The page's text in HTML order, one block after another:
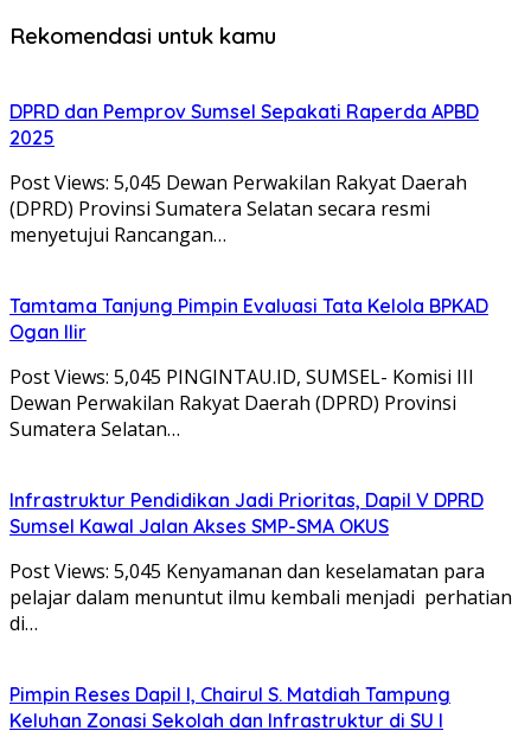
Rekomendasi untuk kamu
DPRD dan Pemprov Sumsel Sepakati Raperda APBD
2025
Post Views: 5,045 Dewan Perwakilan Rakyat Daerah
(DPRD) Provinsi Sumatera Selatan secara resmi
menyetujui Rancangan…
Tamtama Tanjung Pimpin Evaluasi Tata Kelola BPKAD
Ogan Ilir
Post Views: 5,045 PINGINTAU.ID, SUMSEL- Komisi III
Dewan Perwakilan Rakyat Daerah (DPRD) Provinsi
Sumatera Selatan…
Infrastruktur Pendidikan Jadi Prioritas, Dapil V DPRD
Sumsel Kawal Jalan Akses SMP-SMA OKUS
Post Views: 5,045 Kenyamanan dan keselamatan para
pelajar dalam menuntut ilmu kembali menjadi perhatian
di…
Pimpin Reses Dapil I, Chairul S. Matdiah Tampung
Keluhan Zonasi Sekolah dan Infrastruktur di SU I